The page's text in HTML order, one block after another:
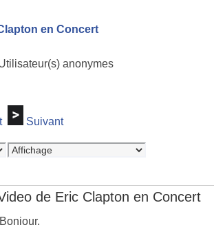
en Concert
anonymes
Suivant
de Eric Clapton en Concert
Bonjour,